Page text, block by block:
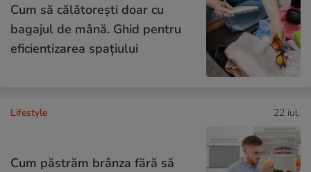
Cum să călătoreşti doar cu
bagajul de mână. Ghid pentru
eficientizarea spaţiului
Lifestyle 22 iul.
Cum păstrăm brânza fără să